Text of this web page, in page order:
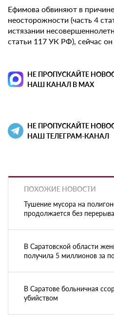
Ефимова обвиняют в
неосторожности (часть 4
истязании
статьи 117 УК РФ), сейчас он
НЕ ПРОПУСКАЙТЕ
НАШ КАНАЛ В MAX
НЕ ПРОПУСКАЙТЕ
НАШ ТЕЛЕГРАМ-КАНАЛ
ПОХОЖИЕ НОВОСТИ
Тушение мусора на
продолжается без перерыва
В Саратовской области
получила 5 миллионов за
В Саратове больничная
убийством